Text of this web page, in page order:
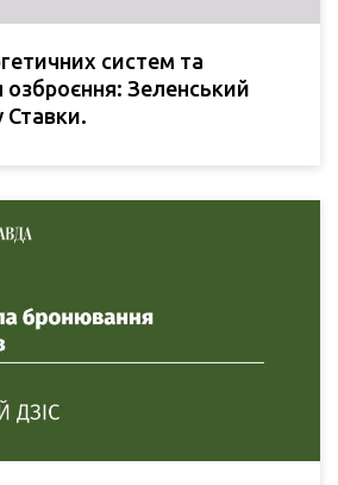
систем та
озброєння: Зеленський
Ставки.